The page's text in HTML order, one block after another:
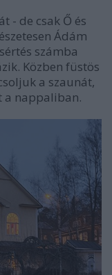
- de csak Ő és
Ádám
számba
Közben füstös
a szaunát,
a nappaliban.